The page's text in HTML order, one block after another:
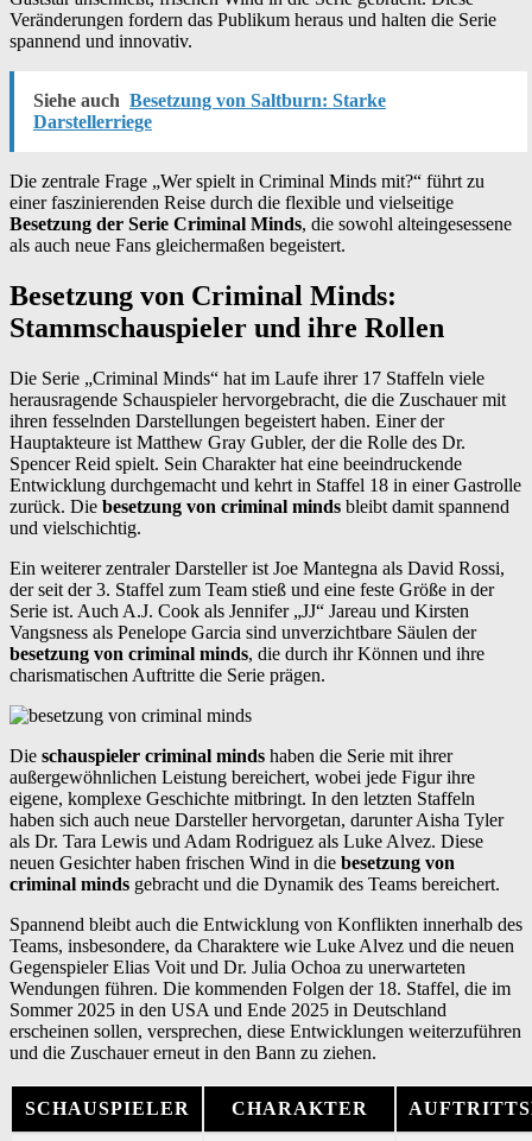
Veränderungen fordern das Publikum heraus und halten die Serie
spannend und innovativ.
Siehe auch Besetzung von Saltburn: Starke
Darstellerriege
Die zentrale Frage „Wer spielt in Criminal Minds mit?“ führt zu
einer faszinierenden Reise durch die flexible und vielseitige
Besetzung der Serie Criminal Minds, die sowohl alteingesessene
als auch neue Fans gleichermaßen begeistert.
Besetzung von Criminal Minds:
Stammschauspieler und ihre Rollen
Die Serie „Criminal Minds“ hat im Laufe ihrer 17 Staffeln viele
herausragende Schauspieler hervorgebracht, die die Zuschauer mit
ihren fesselnden Darstellungen begeistert haben. Einer der
Hauptakteure ist Matthew Gray Gubler, der die Rolle des Dr.
Spencer Reid spielt. Sein Charakter hat eine beeindruckende
Entwicklung durchgemacht und kehrt in Staffel 18 in einer Gastrolle
zurück. Die besetzung von criminal minds bleibt damit spannend
und vielschichtig.
Ein weiterer zentraler Darsteller ist Joe Mantegna als David Rossi,
der seit der 3. Staffel zum Team stieß und eine feste Größe in der
Serie ist. Auch A.J. Cook als Jennifer „JJ“ Jareau und Kirsten
Vangsness als Penelope Garcia sind unverzichtbare Säulen der
besetzung von criminal minds, die durch ihr Können und ihre
charismatischen Auftritte die Serie prägen.
Die schauspieler criminal minds haben die Serie mit ihrer
außergewöhnlichen Leistung bereichert, wobei jede Figur ihre
eigene, komplexe Geschichte mitbringt. In den letzten Staffeln
haben sich auch neue Darsteller hervorgetan, darunter Aisha Tyler
als Dr. Tara Lewis und Adam Rodriguez als Luke Alvez. Diese
neuen Gesichter haben frischen Wind in die besetzung von
criminal minds gebracht und die Dynamik des Teams bereichert.
Spannend bleibt auch die Entwicklung von Konflikten innerhalb des
Teams, insbesondere, da Charaktere wie Luke Alvez und die neuen
Gegenspieler Elias Voit und Dr. Julia Ochoa zu unerwarteten
Wendungen führen. Die kommenden Folgen der 18. Staffel, die im
Sommer 2025 in den USA und Ende 2025 in Deutschland
erscheinen sollen, versprechen, diese Entwicklungen weiterzuführen
und die Zuschauer erneut in den Bann zu ziehen.
SCHAUSPIELER CHARAKTER